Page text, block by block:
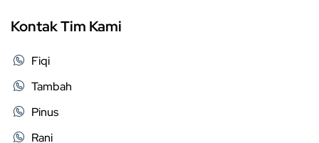
Kontak Tim Kami
Fiqi
Tambah
Pinus
Rani